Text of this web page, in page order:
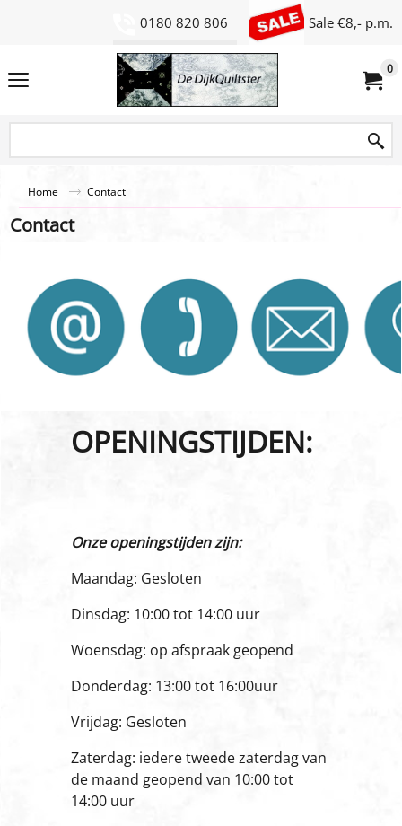
0180 820 806 Sale €8,- p.m.
0
Home Contact
Contact
OPENINGSTIJDEN:
Onze openingstijden zijn:
Maandag: Gesloten
Dinsdag: 10:00 tot 14:00 uur
Woensdag: op afspraak geopend
Donderdag: 13:00 tot 16:00uur
Vrijdag: Gesloten
Zaterdag: iedere tweede zaterdag van
de maand geopend van 10:00 tot
14:00 uur